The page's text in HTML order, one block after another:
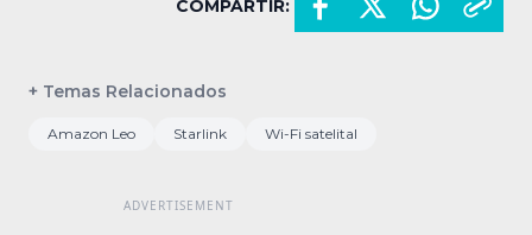
COMPARTIR:
+ Temas Relacionados
Amazon Leo Starlink Wi-Fi satelital